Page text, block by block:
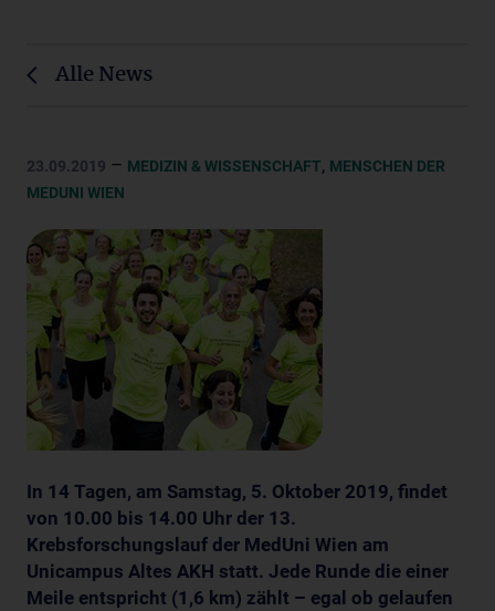
Alle News
23.09.2019 – MEDIZIN & WISSENSCHAFT, MENSCHEN DER
MEDUNI WIEN
In 14 Tagen, am Samstag, 5. Oktober 2019, findet
von 10.00 bis 14.00 Uhr der 13.
Krebsforschungslauf der MedUni Wien am
Unicampus Altes AKH statt. Jede Runde die einer
Meile entspricht (1,6 km) zählt – egal ob gelaufen